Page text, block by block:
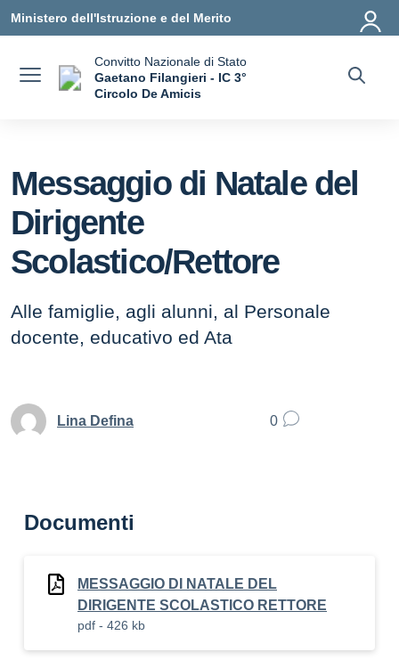
Ministero dell'Istruzione e del Merito
Convitto Nazionale di Stato
Gaetano Filangieri - IC 3°
Circolo De Amicis
Messaggio di Natale del
Dirigente
Scolastico/Rettore
Alle famiglie, agli alunni, al Personale
docente, educativo ed Ata
Lina Defina 0
Documenti
MESSAGGIO DI NATALE DEL
DIRIGENTE SCOLASTICO RETTORE
pdf - 426 kb